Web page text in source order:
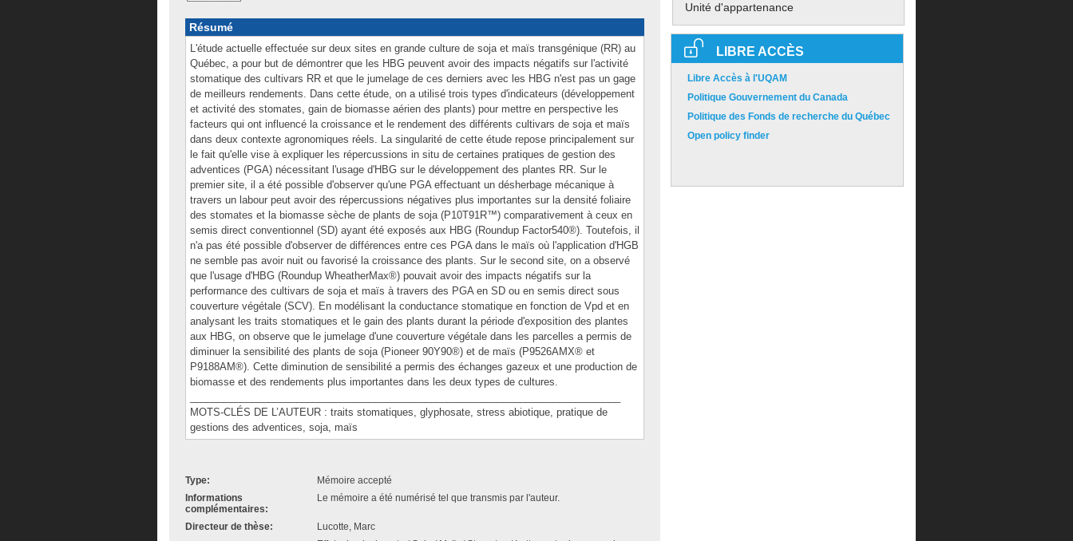
Résumé
L'étude actuelle effectuée sur deux sites en grande culture de soja et maïs transgénique (RR) au
Québec, a pour but de démontrer que les HBG peuvent avoir des impacts négatifs sur l'activité
stomatique des cultivars RR et que le jumelage de ces derniers avec les HBG n'est pas un gage
de meilleurs rendements. Dans cette étude, on a utilisé trois types d'indicateurs (développement
et activité des stomates, gain de biomasse aérien des plants) pour mettre en perspective les
facteurs qui ont influencé la croissance et le rendement des différents cultivars de soja et maïs
dans deux contexte agronomiques réels. La singularité de cette étude repose principalement sur
le fait qu'elle vise à expliquer les répercussions in situ de certaines pratiques de gestion des
adventices (PGA) nécessitant l'usage d'HBG sur le développement des plantes RR. Sur le
premier site, il a été possible d'observer qu'une PGA effectuant un désherbage mécanique à
travers un labour peut avoir des répercussions négatives plus importantes sur la densité foliaire
des stomates et la biomasse sèche de plants de soja (P10T91R™) comparativement à ceux en
semis direct conventionnel (SD) ayant été exposés aux HBG (Roundup Factor540®). Toutefois, il
n'a pas été possible d'observer de différences entre ces PGA dans le maïs où l'application d'HGB
ne semble pas avoir nuit ou favorisé la croissance des plants. Sur le second site, on a observé
que l'usage d'HBG (Roundup WheatherMax®) pouvait avoir des impacts négatifs sur la
performance des cultivars de soja et maïs à travers des PGA en SD ou en semis direct sous
couverture végétale (SCV). En modélisant la conductance stomatique en fonction de Vpd et en
analysant les traits stomatiques et le gain des plants durant la période d'exposition des plantes
aux HBG, on observe que le jumelage d'une couverture végétale dans les parcelles a permis de
diminuer la sensibilité des plants de soja (Pioneer 90Y90®) et de maïs (P9526AMX® et
P9188AM®). Cette diminution de sensibilité a permis des échanges gazeux et une production de
biomasse et des rendements plus importantes dans les deux types de cultures.
MOTS-CLÉS DE L’AUTEUR : traits stomatiques, glyphosate, stress abiotique, pratique de
gestions des adventices, soja, maïs
Type:
Mémoire accepté
Informations
complémentaires:
Le mémoire a été numérisé tel que transmis par l'auteur.
Directeur de thèse:
Lucotte, Marc
Unité d'appartenance
LIBRE ACCÈS
Libre Accès à l'UQAM
Politique Gouvernement du Canada
Politique des Fonds de recherche du Québec
Open policy finder